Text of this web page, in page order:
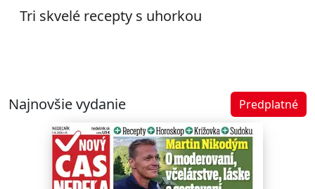
Tri skvelé recepty s uhorkou
Najnovšie vydanie Predplatné